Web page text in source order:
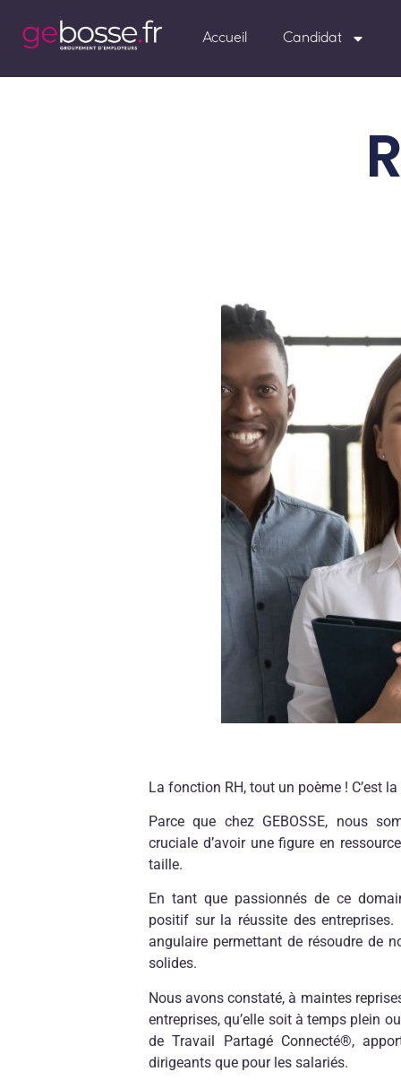
Accueil Candidat
La fonction RH, tout un poème ! C’est
Parce que chez GEBOSSE, nous
cruciale d’avoir une figure en
taille.
En tant que passionnés de ce
positif sur la réussite des
angulaire permettant de résoudre de
solides.
Nous avons constaté, à maintes
entreprises, qu’elle soit à temps plein
de Travail Partagé Connecté®,
dirigeants que pour les salariés.